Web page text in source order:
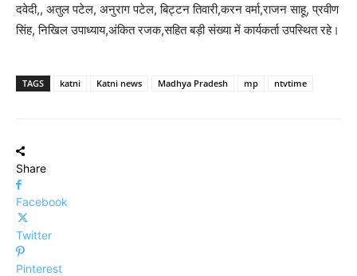
दवेदी,, अतुल पटेल, अनुराग पटेल, बिट्टन तिवारी,करन वर्मा,राजन साहू, प्रवीण
सिंह, निखिल उपाध्याय,अंकित रजक,सहित बड़ी संख्या में कार्यकर्ता उपस्थित रहे।
TAGS katni Katni news Madhya Pradesh mp ntvtime
Share
Facebook
Twitter
Pinterest